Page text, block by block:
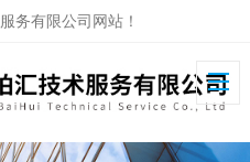
务有限公司网站！